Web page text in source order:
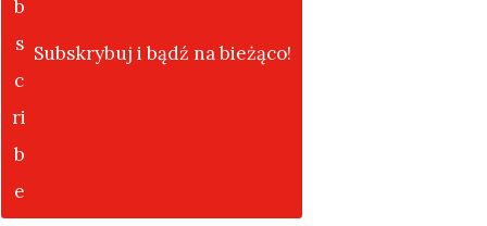
Subskrybuj i bądź na bieżąco!